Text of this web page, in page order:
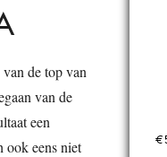
de top van
van de
een
ook eens niet